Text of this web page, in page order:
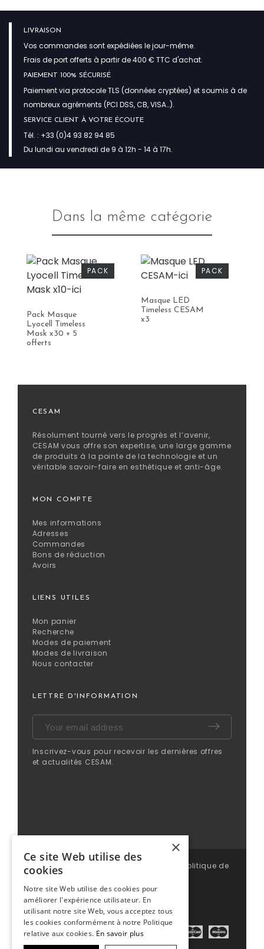
LIVRAISON
Vos commandes sont expédiées le jour-même.
Frais de port offerts à partir de 400 € TTC d'achat.
PAIEMENT 100% SÉCURISÉ
Paiement via protocole TLS (données cryptées) et soumis à de
nombreux agréments (PCI DSS, CB, VISA…).
SERVICE CLIENT À VOTRE ÉCOUTE
Tél. : +33 (0)4 93 82 94 85
Du lundi au vendredi de 9 à 12h - 14 à 17h.
Dans la même catégorie
Pack Masque
Lyocell Timeless
Mask x30 + 5
offerts
PACK
Masque LED
Timeless CESAM
x3
PACK
CESAM
Résolument tourné vers le progrès et l’avenir,
CESAM vous offre son expertise, une large gamme
de produits à la pointe de la technologie et un
véritable savoir-faire en esthétique et anti-âge.
MON COMPTE
Mes informations
Adresses
Commandes
Bons de réduction
Avoirs
LIENS UTILES
Mon panier
Recherche
Modes de paiement
Modes de livraison
Nous contacter
LETTRE D'INFORMATION
Inscrivez-vous pour recevoir les dernières offres
et actualités CESAM.
© CESAM 2025 | Tous droits réservés |
Politique de
confidentialité
×
Ce site Web utilise des
cookies
Notre site Web utilise des cookies pour
améliorer l'expérience utilisateur. En
utilisant notre site Web, vous acceptez tous
les cookies conformément à notre Politique
relative aux cookies. En savoir plus